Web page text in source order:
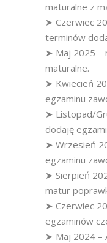
maturalne z
➤ Czerwiec
terminów
➤ Maj 2025 –
maturalne.
➤ Kwiecień
egzaminu
➤ Listopad/
dodaję
➤ Wrzesień
egzaminu
➤ Sierpień
matur
➤ Czerwiec
egzaminów
➤ Maj 2024 –